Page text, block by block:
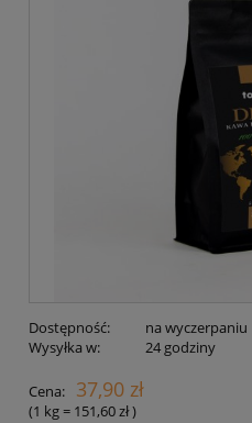
Dostępność:
na wyczerpaniu
Wysyłka w:
24 godziny
Cena: 37,90 zł
(1 kg= 151,60 zł)